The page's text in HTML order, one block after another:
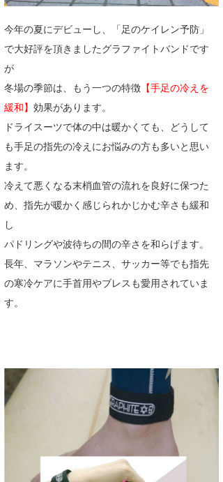
会員メニュー
今月のプレゼント
今年の夏にデビューし、「足のケイレン予防」
で大好評を頂きましたグラファイトバンドです
が
冬場の季節は、もう一つの特徴 【手足の冷えを
緩和】効果があります。
ドライスーツで体の中は暖かくても、どうして
も手足の指先の冷えにお悩みの方も多いと思い
ます。
冷えて悪くなる末梢血管の流れを良好に保つた
め、指先が暖かく感じられかじかむ辛さも緩和
し
パドリングや波待ちの間の辛さを和らげます。
長年、マラソンやテニス、サッカー等でも指先
の寒冷ケアに手首用やブレスも愛用されていま
す。
湘南
千葉北
伊豆
千葉南
大阪
沖縄
お知らせ
その他
ルール＆How to
VOTE!
サーファーズ
mitsuteru Kamio
Yasunari Inoue
Yoshiyuki Obata
メディア
Colors MAGAZINE
WAVAL
波伝説アンバサダー/プロライダー
中浦“JET”章
波伝説スタッフ
☆加藤